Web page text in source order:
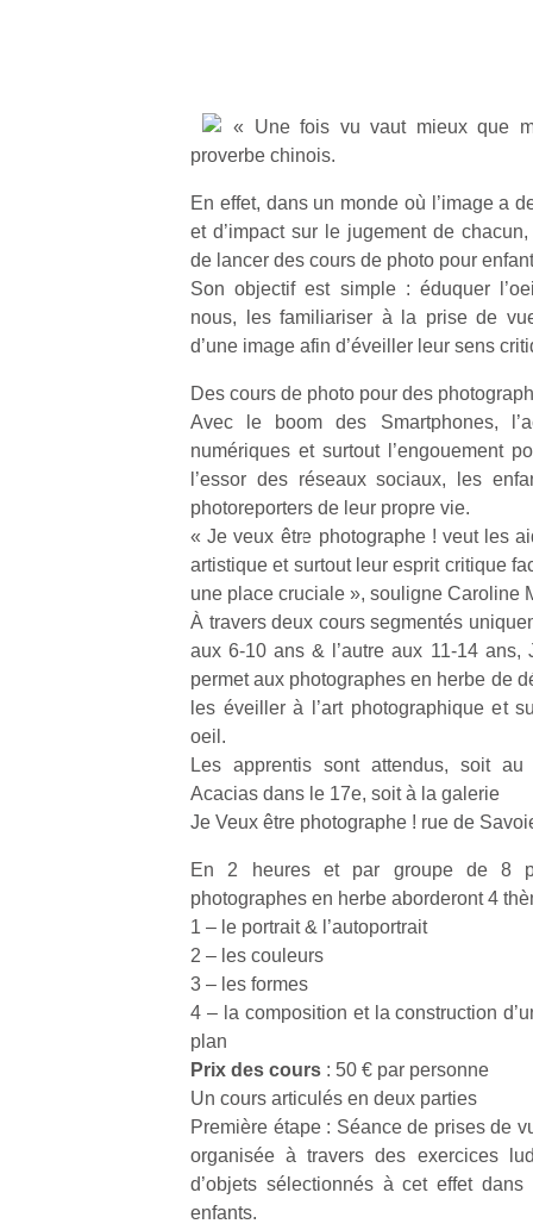
« Une fois vu vaut mieux que
proverbe chinois.
En effet, dans un monde où l’image a
et d’impact sur le jugement de
de lancer des cours de photo pour
Son objectif est simple : éduquer
nous, les familiariser à la prise de
d’une image afin d’éveiller leur sens
Des cours de photo pour des
Avec le boom des Smartphones,
numériques et surtout l’engouement
l’essor des réseaux sociaux, les
photoreporters de leur propre vie.
« Je veux être photographe ! veut les
artistique et surtout leur esprit critique
une place cruciale », souligne Caroline
À travers deux cours segmentés
aux 6-10 ans & l’autre aux 11-14 ans,
permet aux photographes en herbe de
les éveiller à l’art photographique et
oeil.
Les apprentis sont attendus, soit
Acacias dans le 17e, soit à la galerie
Je Veux être photographe ! rue de
En 2 heures et par groupe de 8
photographes en herbe aborderont 4
1 – le portrait & l’autoportrait
2 – les couleurs
3 – les formes
4 – la composition et la construction
plan
Prix des cours : 50 € par personne
Un cours articulés en deux parties
Première étape : Séance de prises de
organisée à travers des exercices
d’objets sélectionnés à cet effet
enfants.